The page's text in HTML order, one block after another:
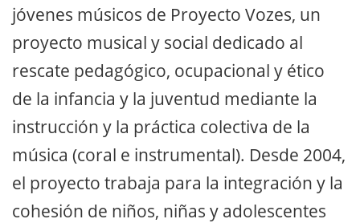
jóvenes músicos de Proyecto Vozes, un
proyecto musical y social dedicado al
rescate pedagógico, ocupacional y ético
de la infancia y la juventud mediante la
instrucción y la práctica colectiva de la
música (coral e instrumental). Desde 2004,
el proyecto trabaja para la integración y la
cohesión de niños, niñas y adolescentes